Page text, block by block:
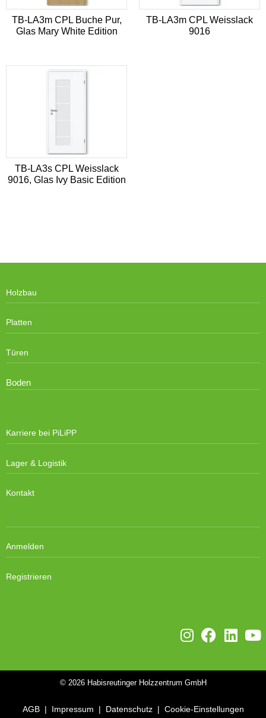
TB-LA3m CPL Buche Pur,
Glas Mary White Edition
TB-LA3m CPL Weisslack
9016
TB-LA3s CPL Weisslack
9016, Glas Ivy Basic Edition
Holzbau
Platten
Türen
Boden
Karriere bei PiLiPP
Lager & Logistik
Kontakt
Anmelden
Registrieren
© 2026 Habisreutinger Holzzentrum GmbH
AGB| Impressum | Datenschutz| Cookie-Einstellungen